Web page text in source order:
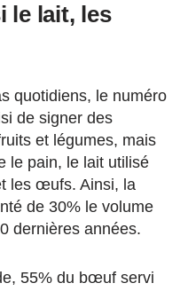
le lait, les
quotidiens, le numéro
de signer des
et légumes, mais
le pain, le lait utilisé
les œufs. Ainsi, la
de 30% le volume
dernières années.
55% du bœuf servi